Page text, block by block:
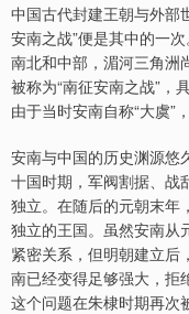
中国古代封建王朝与外部
安南之战”便是其中的一
南北和中部，湄河三角洲
被称为“南征安南之战”，
由于当时安南自称“大虞”
安南与中国的历史渊源悠
十国时期，军阀割据、战
独立。在随后的元朝末年
独立的王国。虽然安南从
紧密关系，但明朝建立后
南已经变得足够强大，拒
这个问题在朱棣时期再次